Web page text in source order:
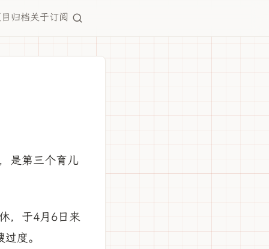
归档关于订阅
是第三个育儿
，于4月6日来
度。